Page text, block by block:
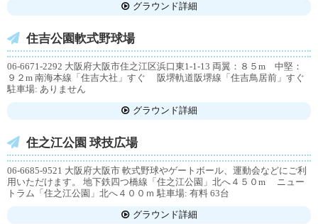
グラウンド詳細
住吉公園軟式野球場
06-6671-2292 大阪府大阪市住之江区浜口東1-1-13 両翼：８５m 中堅：
９２m 南海本線「住吉大社」すぐ 阪堺軌道阪堺線「住吉鳥居前」すぐ
駐車場: ありません
グラウンド詳細
住之江公園 球技広場
06-6685-9521 大阪府大阪市 軟式野球やゲートボール、運動会などにご利
用いただけます。 地下鉄四つ橋線「住之江公園」北へ４５０m ニュー
トラム「住之江公園」北へ４００ｍ 駐車場: 有料 63台
グラウンド詳細